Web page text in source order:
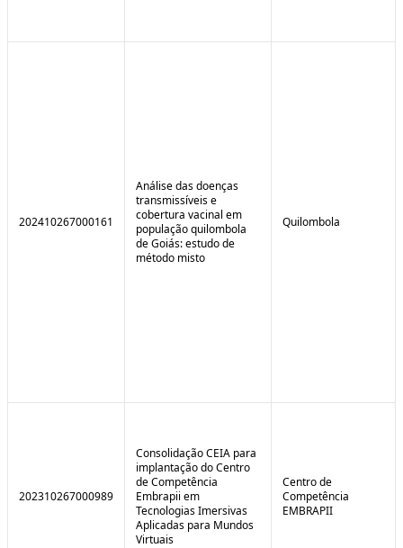
202410267000161
Análise das doenças
transmissíveis e
cobertura vacinal em
população quilombola
de Goiás: estudo de
método misto
Quilombola
202310267000989
Consolidação CEIA para
implantação do Centro
de Competência
Embrapii em
Tecnologias Imersivas
Aplicadas para Mundos
Virtuais
Centro de
Competência
EMBRAPII